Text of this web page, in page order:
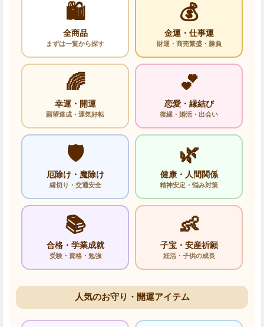
🛍️
全商品
まずは一覧から探す
💰
金運・仕事運
財運・商売繁盛・勝負
🌈
幸運・開運
願望達成・運気好転
💕
恋愛・縁結び
復縁・婚活・出会い
🛡️
厄除け・魔除け
縁切り・交通安全
🌿
健康・人間関係
精神安定・悩み対策
📚
合格・学業成就
受験・資格・勉強
👶
子宝・安産祈願
妊活・子供の成長
人気のお守り・開運アイテム